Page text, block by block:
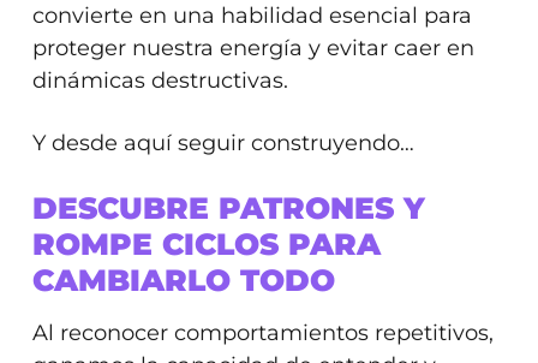
convierte en una habilidad esencial para
proteger nuestra energía y evitar caer en
dinámicas destructivas.
Y desde aquí seguir construyendo…
DESCUBRE PATRONES Y
ROMPE CICLOS PARA
CAMBIARLO TODO
Al reconocer comportamientos repetitivos,